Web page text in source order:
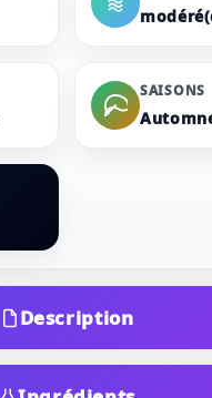
SAISONS
Description
initialement lancée